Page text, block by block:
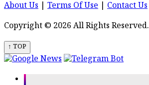
About Us Terms Of Use Contact Us
Copyright © 2026 All Rights Reserved.
↑ TOP